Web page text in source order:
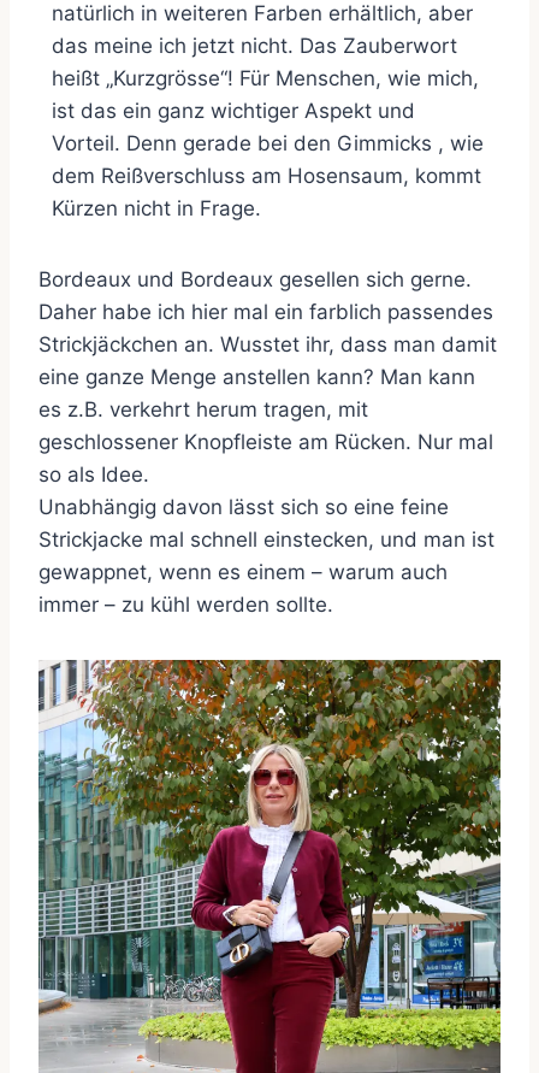
natürlich in weiteren Farben erhältlich, aber
das meine ich jetzt nicht. Das Zauberwort
heißt „Kurzgrösse“! Für Menschen, wie mich,
ist das ein ganz wichtiger Aspekt und
Vorteil. Denn gerade bei den Gimmicks , wie
dem Reißverschluss am Hosensaum, kommt
Kürzen nicht in Frage.
Bordeaux und Bordeaux gesellen sich gerne.
Daher habe ich hier mal ein farblich passendes
Strickjäckchen an. Wusstet ihr, dass man damit
eine ganze Menge anstellen kann? Man kann
es z.B. verkehrt herum tragen, mit
geschlossener Knopfleiste am Rücken. Nur mal
so als Idee.
Unabhängig davon lässt sich so eine feine
Strickjacke mal schnell einstecken, und man ist
gewappnet, wenn es einem – warum auch
immer – zu kühl werden sollte.